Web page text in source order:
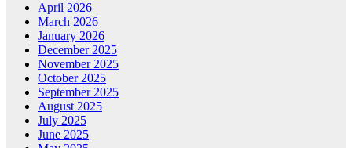
April 2026
March 2026
January 2026
December 2025
November 2025
October 2025
September 2025
August 2025
July 2025
June 2025